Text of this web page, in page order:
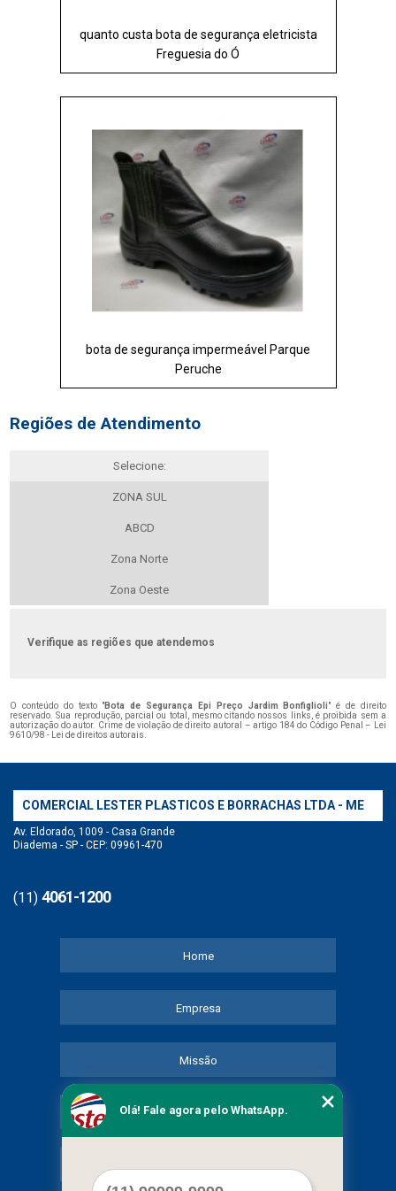
quanto custa bota de segurança eletricista
Freguesia do Ó
bota de segurança impermeável Parque
Peruche
Regiões de Atendimento
Selecione:
ZONA SUL
ABCD
Zona Norte
Zona Oeste
Verifique as regiões que atendemos
O conteúdo do texto "Bota de Segurança Epi Preço Jardim Bonfiglioli" é de direito
reservado. Sua reprodução, parcial ou total, mesmo citando nossos links, é proibida sem a
autorização do autor. Crime de violação de direito autoral – artigo 184 do Código Penal –
Lei
9610/98 - Lei de direitos autorais
COMERCIAL LESTER PLASTICOS E BORRACHAS LTDA - ME
Av. Eldorado, 1009 - Casa Grande
Diadema - SP - CEP: 09961-470
(11) 4061-1200
Home
Empresa
Missão
Serviços
Olá! Fale agora pelo WhatsApp.